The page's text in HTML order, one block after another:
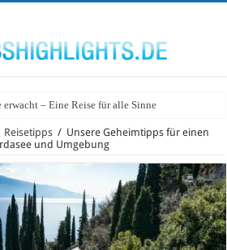
erwacht – Eine Reise für alle Sinne
dem Wasser in Deutschland?
Reisetipps / Unsere Geheimtipps für einen
und Umgebung